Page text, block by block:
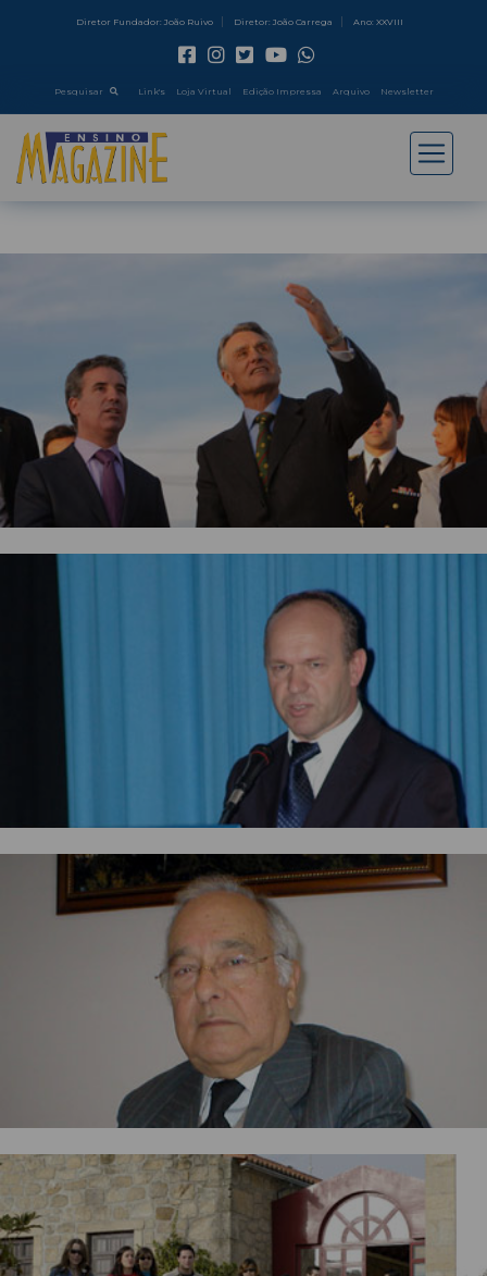
Diretor Fundador: João Ruivo Diretor: João Carrega Ano: XXVIII
Pesquisar Link's Loja Virtual Edição Impressa Arquivo Newsletter